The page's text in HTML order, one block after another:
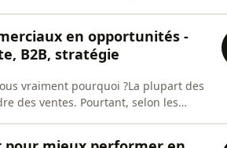
en opportunités -
B2B, stratégie
vraiment pourquoi ?La plupart des
des ventes. Pourtant, selon les